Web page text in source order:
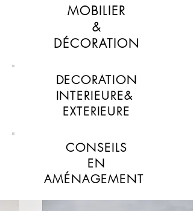
MOBILIER
&
DÉCORATION
DECORATION
INTERIEURE&
EXTERIEURE
CONSEILS
EN
AMÉNAGEMENT